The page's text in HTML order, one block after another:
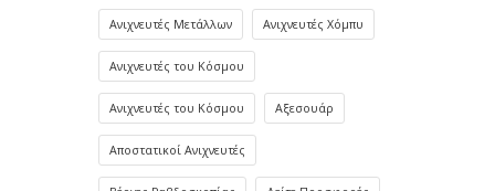
Ανιχνευτές Μετάλλων Ανιχνευτές Χόμπυ
Ανιχνευτές του Κόσμου
Ανιχνευτές του Κόσμου Αξεσουάρ
Αποστατικοί Ανιχνευτές